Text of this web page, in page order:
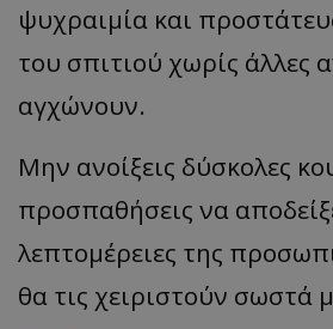
ψυχραιμία και
του σπιτιού χωρίς άλλες
αγχώνουν.
Μην ανοίξεις δύσκολες
προσπαθήσεις να
λεπτομέρειες της
θα τις χειριστούν σωστά